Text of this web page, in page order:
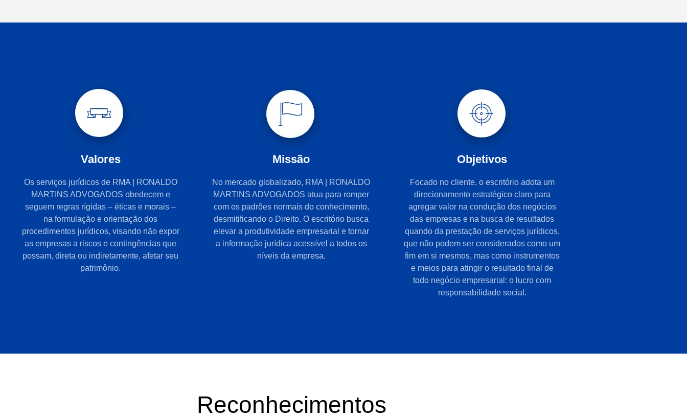
Valores
Os serviços jurídicos de RMA | RONALDO
MARTINS ADVOGADOS obedecem e
seguem regras rígidas – éticas e morais –
na formulação e orientação dos
procedimentos jurídicos, visando não expor
as empresas a riscos e contingências que
possam, direta ou indiretamente, afetar seu
patrimônio.
Missão
No mercado globalizado, RMA | RONALDO
MARTINS ADVOGADOS atua para romper
com os padrões normais do conhecimento,
desmitificando o Direito. O escritório busca
elevar a produtividade empresarial e tornar
a informação jurídica acessível a todos os
níveis da empresa.
Objetivos
Focado no cliente, o escritório adota um
direcionamento estratégico claro para
agregar valor na condução dos negócios
das empresas e na busca de resultados
quando da prestação de serviços jurídicos,
que não podem ser considerados como um
fim em si mesmos, mas como instrumentos
e meios para atingir o resultado final de
todo negócio empresarial: o lucro com
responsabilidade social.
Reconhecimentos